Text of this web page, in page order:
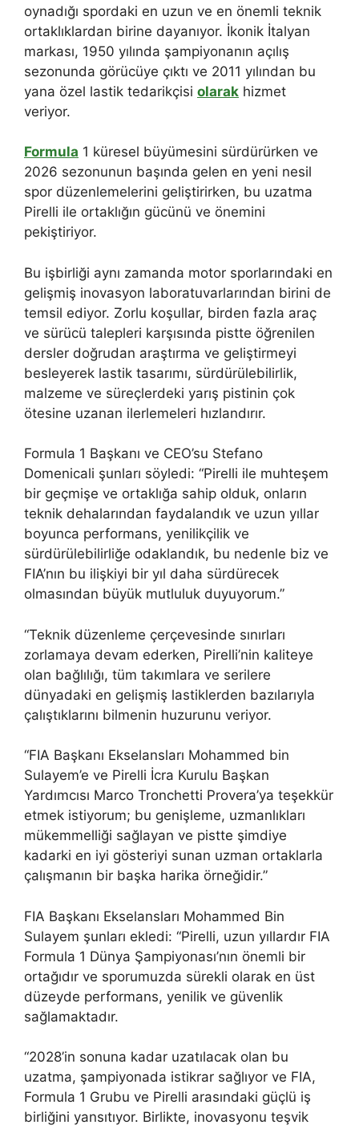
oynadığı spordaki en uzun ve en önemli teknik
ortaklıklardan birine dayanıyor. İkonik İtalyan
markası, 1950 yılında şampiyonanın açılış
sezonunda görücüye çıktı ve 2011 yılından bu
yana özel lastik tedarikçisi olarak hizmet
veriyor.
Formula 1 küresel büyümesini sürdürürken ve
2026 sezonunun başında gelen en yeni nesil
spor düzenlemelerini geliştirirken, bu uzatma
Pirelli ile ortaklığın gücünü ve önemini
pekiştiriyor.
Bu işbirliği aynı zamanda motor sporlarındaki en
gelişmiş inovasyon laboratuvarlarından birini de
temsil ediyor. Zorlu koşullar, birden fazla araç
ve sürücü talepleri karşısında pistte öğrenilen
dersler doğrudan araştırma ve geliştirmeyi
besleyerek lastik tasarımı, sürdürülebilirlik,
malzeme ve süreçlerdeki yarış pistinin çok
ötesine uzanan ilerlemeleri hızlandırır.
Formula 1 Başkanı ve CEO’su Stefano
Domenicali şunları söyledi: “Pirelli ile muhteşem
bir geçmişe ve ortaklığa sahip olduk, onların
teknik dehalarından faydalandık ve uzun yıllar
boyunca performans, yenilikçilik ve
sürdürülebilirliğe odaklandık, bu nedenle biz ve
FIA’nın bu ilişkiyi bir yıl daha sürdürecek
olmasından büyük mutluluk duyuyorum.”
“Teknik düzenleme çerçevesinde sınırları
zorlamaya devam ederken, Pirelli’nin kaliteye
olan bağlılığı, tüm takımlara ve serilere
dünyadaki en gelişmiş lastiklerden bazılarıyla
çalıştıklarını bilmenin huzurunu veriyor.
“FIA Başkanı Ekselansları Mohammed bin
Sulayem’e ve Pirelli İcra Kurulu Başkan
Yardımcısı Marco Tronchetti Provera’ya teşekkür
etmek istiyorum; bu genişleme, uzmanlıkları
mükemmelliği sağlayan ve pistte şimdiye
kadarki en iyi gösteriyi sunan uzman ortaklarla
çalışmanın bir başka harika örneğidir.”
FIA Başkanı Ekselansları Mohammed Bin
Sulayem şunları ekledi: “Pirelli, uzun yıllardır FIA
Formula 1 Dünya Şampiyonası’nın önemli bir
ortağıdır ve sporumuzda sürekli olarak en üst
düzeyde performans, yenilik ve güvenlik
sağlamaktadır.
“2028’in sonuna kadar uzatılacak olan bu
uzatma, şampiyonada istikrar sağlıyor ve FIA,
Formula 1 Grubu ve Pirelli arasındaki güçlü iş
birliğini yansıtıyor. Birlikte, inovasyonu teşvik